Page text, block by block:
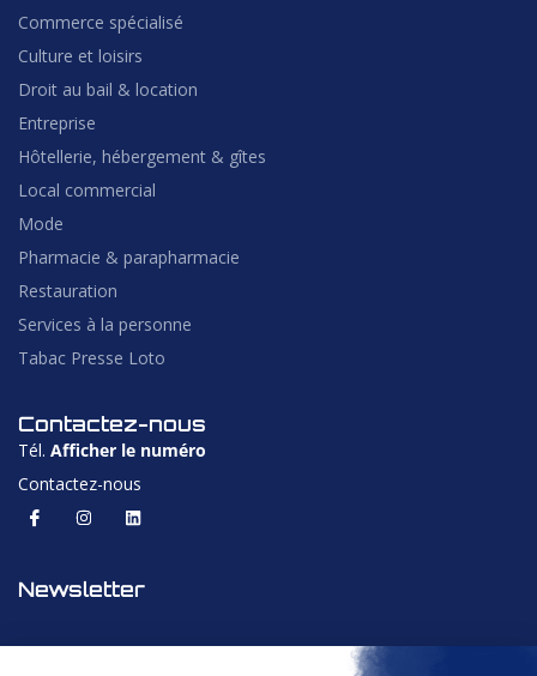
Commerce spécialisé
Culture et loisirs
Droit au bail & location
Entreprise
Hôtellerie, hébergement & gîtes
Local commercial
Mode
Pharmacie & parapharmacie
Restauration
Services à la personne
Tabac Presse Loto
Contactez-nous
Tél. Afficher le numéro
Contactez-nous
Newsletter